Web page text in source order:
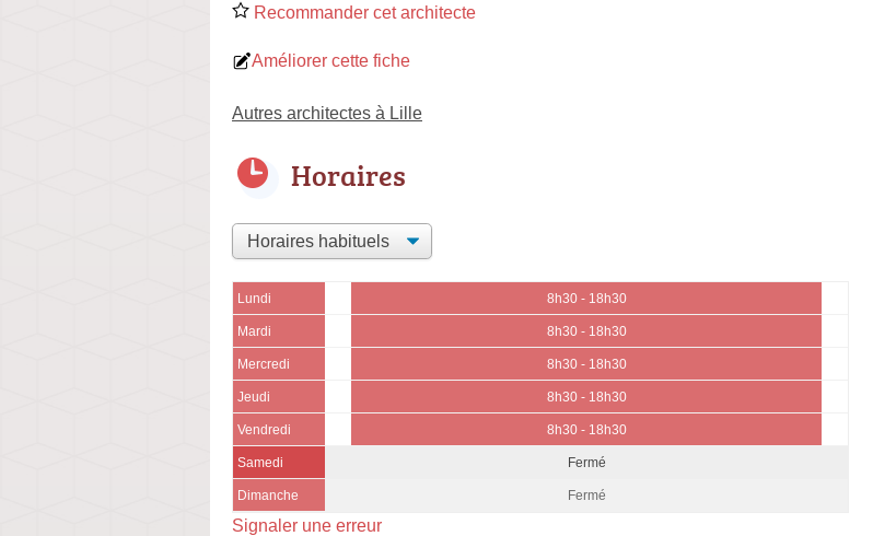
Recommander cet architecte
Améliorer cette fiche
Autres architectes à Lille
Horaires
Lundi 8h30 - 18h30
Mardi 8h30 - 18h30
Mercredi 8h30 - 18h30
Jeudi 8h30 - 18h30
Vendredi 8h30 - 18h30
Samedi Fermé
Dimanche Fermé
Signaler une erreur